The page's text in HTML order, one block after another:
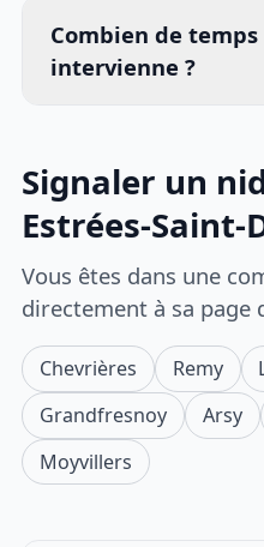
Combien de
intervienne ?
Signaler un
Estrées-Saint-
Vous êtes dans une
directement à sa page
Chevrières Remy
Grandfresnoy
Arsy
Moyvillers